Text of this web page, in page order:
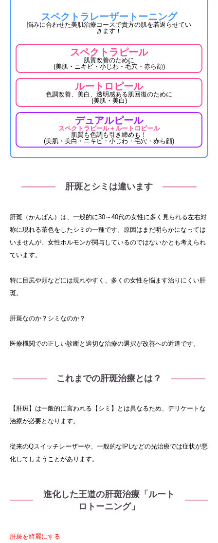
スペクトラレーザートーニング
悩みに合わせた美肌治療コースで貴方の肌を若返らせてい
きます！
スペクトラピール
肌質改善のために
(美肌・ニキビ・小じわ・毛穴・赤ら顔)
ルートロピール
色調改善、美白、透明感ある肌回復のために
(美肌・美白)
デュアルピール
スペクトラピール＋ルートロピール
肌質も色調も引き締めも！
(美肌・美白・ニキビ・小じわ・毛穴・赤ら顔)
肝斑とシミは違います
肝斑（かんぱん）は、一般的に30～40代の女性に多く見られる左右対
称に現れる茶色をしたシミの一種です。原因はまだ明らかになっては
いませんが、女性ホルモンが関与しているのではないかとも考えられ
ています。
特に目尻や頬などには現れやすく、多くの女性を悩ます治りにくい肝
斑。
肝斑なのか？シミなのか？
医療機関での正しい診断と適切な治療の選択が改善への近道です。
これまでの肝斑治療とは？
【肝斑】は一般的に言われる【シミ】とは異なるため、デリケートな
治療が必要となります。
従来のQスイッチレーザーや、一般的なIPLなどの光治療では症状が悪
化してしまうことがあります。
進化した王道の肝斑治療「ルート
ロトーニング」
肝斑を綺麗にする